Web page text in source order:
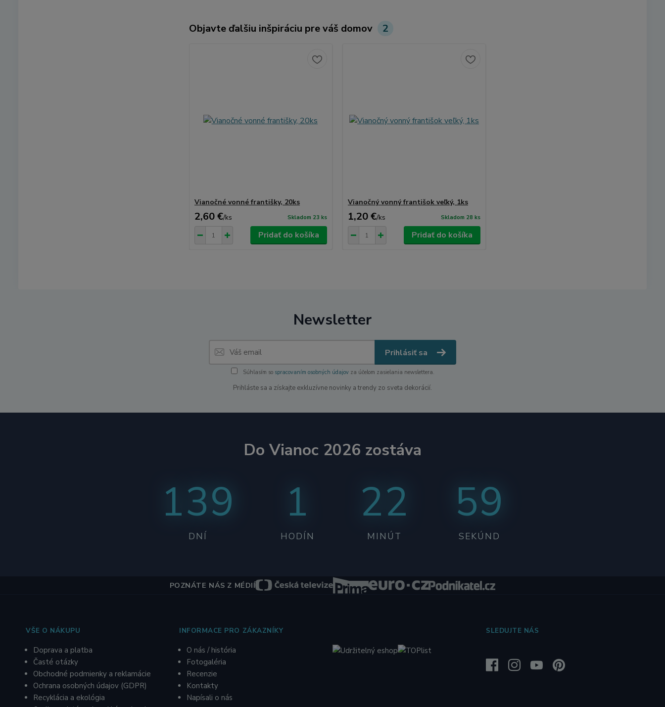
Objavte ďalšiu inšpiráciu pre váš domov 2
Vianočné vonné františky, 20ks
2,60 €/ks Skladom 23 ks
Pridať do košíka
Vianočný vonný františok veľký, 1ks
1,20 €/ks Skladom 28 ks
Pridať do košíka
Newsletter
Prihlásiť sa
Súhlasím so spracovaním osobných údajovza účelom zasielania newslettera.
Prihláste sa a získajte exkluzívne novinky a trendy zo sveta dekorácií.
Do Vianoc 2026 zostáva
139
DNÍ
1
HODÍN
22
MINÚT
58
SEKÚND
POZNÁTE NÁS Z MÉDIÍ
VŠE O NÁKUPU
Doprava a platba
Časté otázky
Obchodné podmienky a reklamácie
Ochrana osobných údajov (GDPR)
Recyklácia a ekológia
INFORMACE PRO ZÁKAZNÍKY
O nás / história
Fotogaléria
Recenzie
Kontakty
Napísali o nás
SLEDUJTE NÁS